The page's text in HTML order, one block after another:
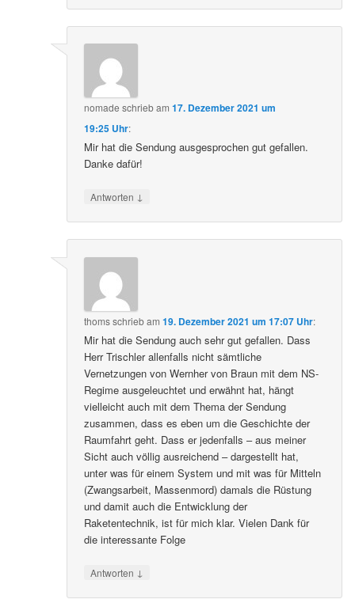
nomade schriebam17. Dezember 2021 um
19:25 Uhr:
Mir hat die Sendung ausgesprochen gut gefallen.
Danke dafür!
Antworten ↓
thomsschriebam19. Dezember 2021 um 17:07 Uhr:
Mir hat die Sendung auch sehr gut gefallen. Dass
Herr Trischler allenfalls nicht sämtliche
Vernetzungen von Wernher von Braun mit dem NS-
Regime ausgeleuchtet und erwähnt hat, hängt
vielleicht auch mit dem Thema der Sendung
zusammen, dass es eben um die Geschichte der
Raumfahrt geht. Dass er jedenfalls – aus meiner
Sicht auch völlig ausreichend – dargestellt hat,
unter was für einem System und mit was für Mitteln
(Zwangsarbeit, Massenmord) damals die Rüstung
und damit auch die Entwicklung der
Raketentechnik, ist für mich klar. Vielen Dank für
die interessante Folge
Antworten ↓